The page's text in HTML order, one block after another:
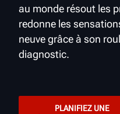
au monde résout les
redonne les
neuve grâce à son
diagnostic.
PLANIFIEZ UNE